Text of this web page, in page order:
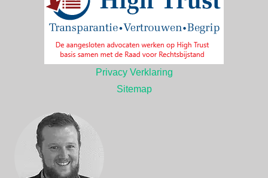
Privacy Verklaring
Sitemap